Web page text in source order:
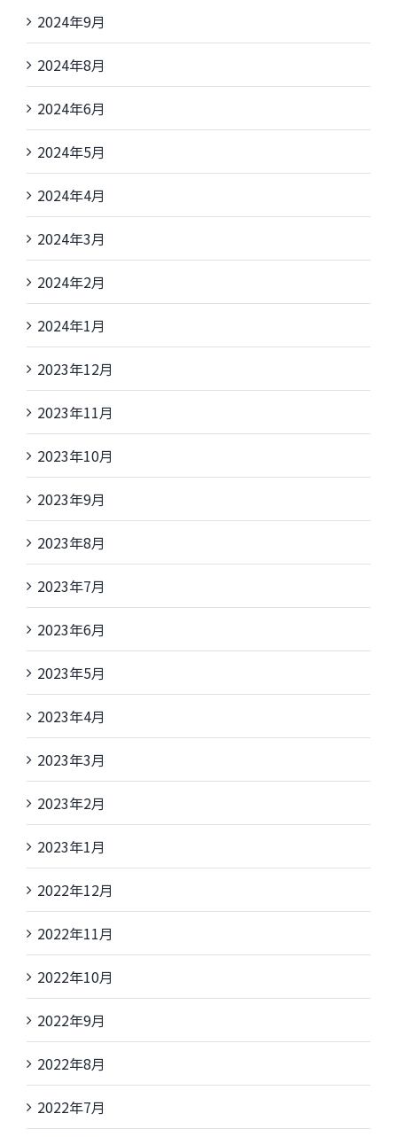
2024年9月
2024年8月
2024年6月
2024年5月
2024年4月
2024年3月
2024年2月
2024年1月
2023年12月
2023年11月
2023年10月
2023年9月
2023年8月
2023年7月
2023年6月
2023年5月
2023年4月
2023年3月
2023年2月
2023年1月
2022年12月
2022年11月
2022年10月
2022年9月
2022年8月
2022年7月